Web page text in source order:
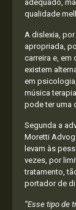
adequado,
qualidade
A dislexia,
apropriada,
carreira e, em
existem
em
música
pode ter uma
Segunda a
Moretti
levam às
vezes, por
tratamento,
portador de
“Esse tipo de